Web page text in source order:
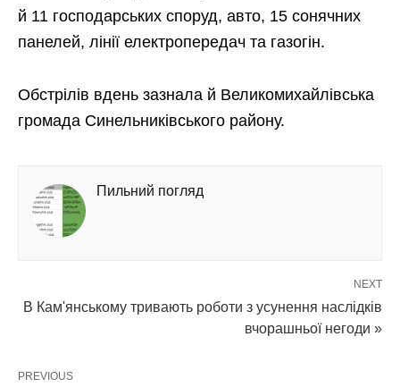
й 11 господарських споруд, авто, 15 сонячних
панелей, лінії електропередач та газогін.
Обстрілів вдень зазнала й Великомихайлівська
громада Синельниківського району.
Пильний погляд
NEXT
В Кам'янському тривають роботи з усунення наслідків
вчорашньої негоди »
PREVIOUS